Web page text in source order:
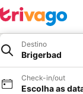
Destino
Brigerbad
Check-in/out
Escolha as